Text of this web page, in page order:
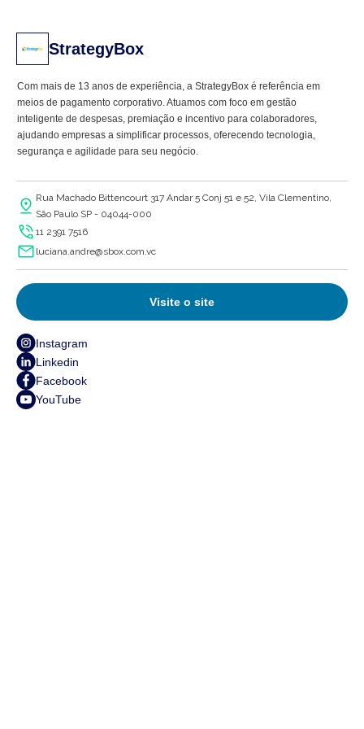
StrategyBox
Com mais de 13 anos de experiência, a StrategyBox é referência em
meios de pagamento corporativo. Atuamos com foco em gestão
inteligente de despesas, premiação e incentivo para colaboradores,
ajudando empresas a simplificar processos, oferecendo tecnologia,
segurança e agilidade para seu negócio.
já ajudamos mais de 5 mil empresas a otimizar seus processos
financeiros e motivacionais, melhorando resultados com simplicidade e
eficiência.
Rua Machado Bittencourt 317 Andar 5 Conj 51 e 52, Vila Clementino,
São Paulo SP - 04044-000
11 2391 7516
luciana.andre@sbox.com.vc
Visite o site
Instagram
Linkedin
Facebook
YouTube